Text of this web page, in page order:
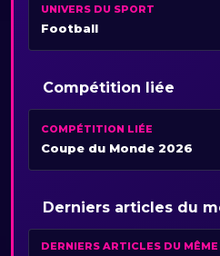
UNIVERS DU SPORT
Football
Compétition liée
COMPÉTITION LIÉE
Coupe du Monde 2026
Derniers articles du
DERNIERS ARTICLES DU